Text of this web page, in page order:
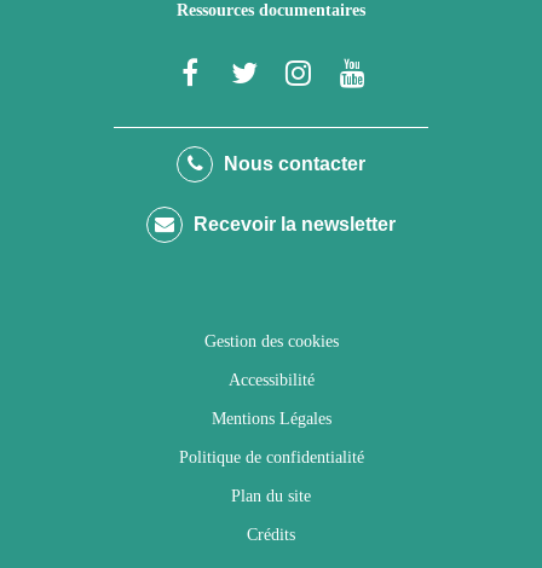
Ressources documentaires
Lien
le
Facebook
Lien
le
Twitter
Lien
le
Instagram
Youtube
Nous contacter
Recevoir la newsletter
Gestion des cookies
Accessibilité
Mentions Légales
Politique de confidentialité
Plan du site
Crédits